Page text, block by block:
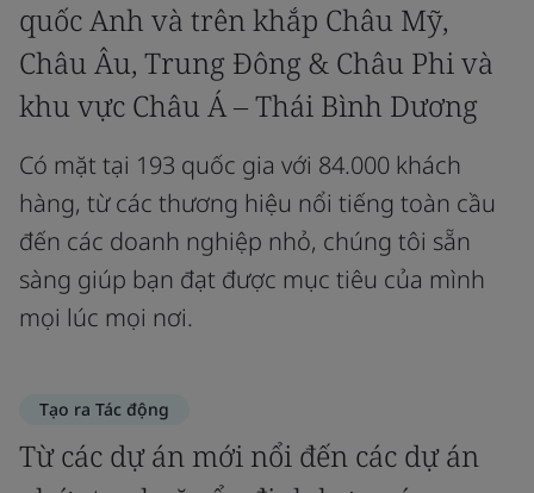
quốc Anh và trên khắp Châu Mỹ,
Châu Âu, Trung Đông & Châu Phi và
khu vực Châu Á – Thái Bình Dương
Có mặt tại 193 quốc gia với 84.000 khách
hàng, từ các thương hiệu nổi tiếng toàn cầu
đến các doanh nghiệp nhỏ, chúng tôi sẵn
sàng giúp bạn đạt được mục tiêu của mình
mọi lúc mọi nơi.
Tạo ra Tác động
Từ các dự án mới nổi đến các dự án